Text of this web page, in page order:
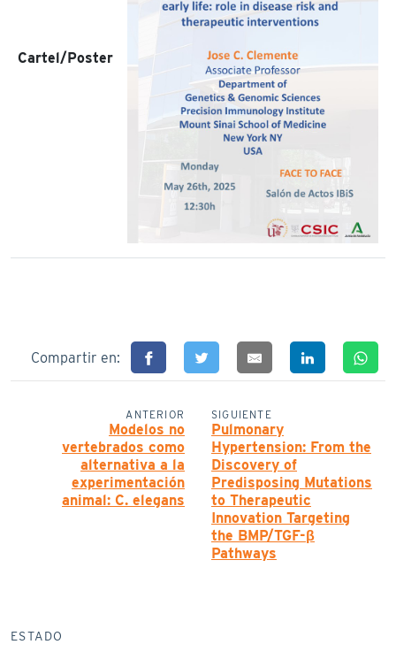
Cartel/Poster
Compartir en:
ANTERIOR
Modelos no
vertebrados como
alternativa a la
experimentación
animal: C. elegans
SIGUIENTE
Pulmonary
Hypertension: From the
Discovery of
Predisposing Mutations
to Therapeutic
Innovation Targeting
the BMP/TGF-β
Pathways
ESTADO